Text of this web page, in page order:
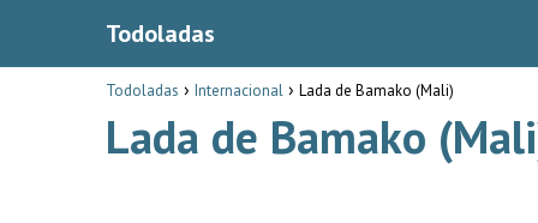
Todoladas
Todoladas Internacional Lada de Bamako (Mali)
Lada de Bamako